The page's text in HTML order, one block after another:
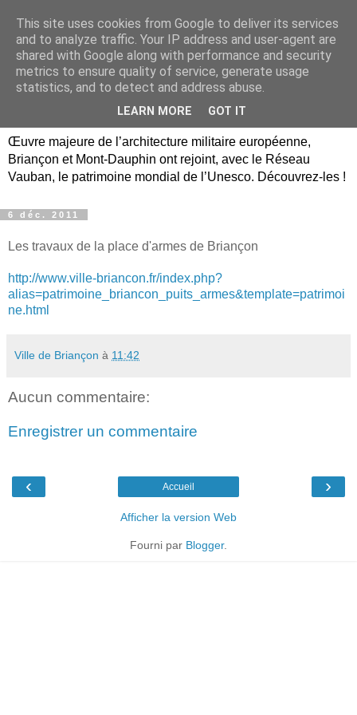
Briançon, Mont-Dauphin,
Vauban Unesco Hautes-
Œuvre majeure de l’architecture militaire européenne,
Briançon et Mont-Dauphin ont rejoint, avec le Réseau
Vauban, le patrimoine mondial de l’Unesco. Découvrez-les !
6 déc. 2011
Les travaux de la place d'armes de Briançon
http://www.ville-briancon.fr/index.php?
alias=patrimoine_briancon_puits_armes&template=patrimoi
ne.html
Ville de Briançon à 11:42
Aucun commentaire:
Enregistrer un commentaire
‹ ›
Accueil
Afficher la version Web
Fourni par Blogger.
This site uses cookies from Google to deliver its services
and to analyze traffic. Your IP address and user-agent are
shared with Google along with performance and security
metrics to ensure quality of service, generate usage
statistics, and to detect and address abuse.
LEARN MORE GOT IT